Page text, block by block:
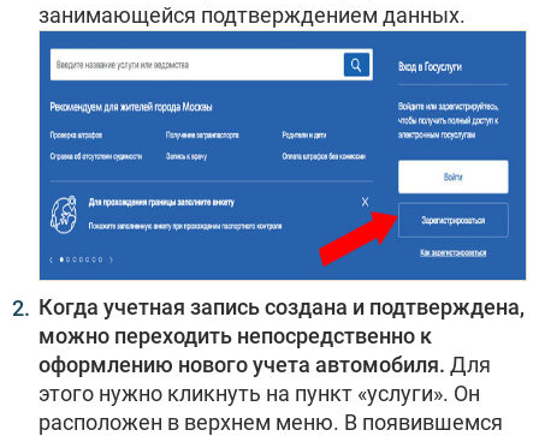
занимающейся подтверждением данных.
Когда учетная запись создана и подтверждена,
можно переходить непосредственно к
оформлению нового учета автомобиля. Для
этого нужно кликнуть на пункт «услуги». Он
расположен в верхнем меню. В появившемся